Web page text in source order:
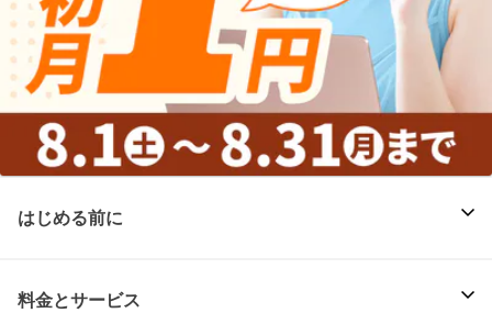
はじめる前に
料金とサービス